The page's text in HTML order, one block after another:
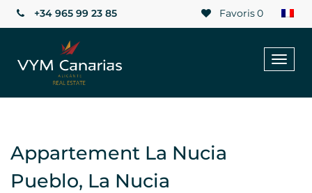
Favoris0
+34 965 99 23 85
Appartement La Nucia
Pueblo, La Nucia